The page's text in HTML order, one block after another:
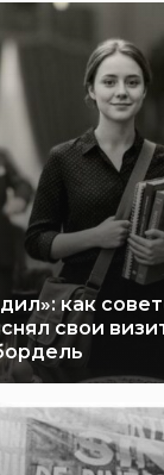
как
свои